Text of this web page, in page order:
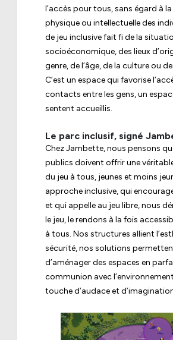
l’accès pour tous, sans égard à
physique ou intellectuelle des
de jeu inclusive fait fi de la
socioéconomique, des lieux
genre, de l’âge, de la culture ou
C’est un espace qui favorise
contacts entre les gens, un
sentent accueillis.
Le parc inclusif, signé
Chez Jambette, nous pensons
publics doivent offrir une
du jeu à tous, jeunes et moins
approche inclusive, qui
et qui appelle au jeu libre, nous
le jeu, le rendons à la fois
à tous. Nos structures allient
sécurité, nos solutions
d’aménager des espaces en
communion avec
touche d’audace et